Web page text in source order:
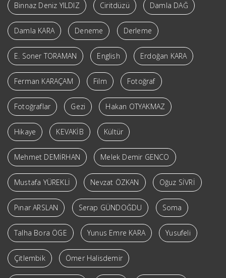
Binnaz Deniz YILDIZ Ciritdüzü Damla DAĞ
Damla KARA Deneme Derleme
E. Soner TORAMAN English Erdoğan KARA
Ferman KARAÇAM Film Fotoğraf
Fotoğraflar Gezi Hakan OTYAKMAZ
Hikaye KEVAKİB Kültür
Mehmet DEMİRHAN Melek Demir GENCO
Mustafa YÜREKLİ Nevzat ÖZKAN Oğuz SİVRİ
Pınar ARSLAN Serap GÜNDOĞDU Soma
Talha Bora ÖGE Yunus Emre KARA Yusufeli
Çitlembik Ömer Halisdemir